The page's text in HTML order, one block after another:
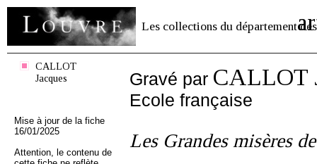
Les collections du département des
CALLOT
Jacques
Mise à jour de la fiche
16/01/2025
Attention, le contenu de
Gravé par CALLOT
Ecole française
Les Grandes misères